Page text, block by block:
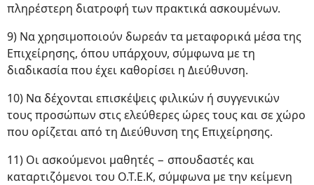
πληρέστερη διατροφή των πρακτικά ασκουμένων.
9) Να χρησιμοποιούν δωρεάν τα μεταφορικά μέσα της
Επιχείρησης, όπου υπάρχουν, σύμφωνα με τη
διαδικασία που έχει καθορίσει η Διεύθυνση.
10) Να δέχονται επισκέψεις φιλικών ή συγγενικών
τους προσώπων στις ελεύθερες ώρες τους και σε χώρο
που ορίζεται από τη Διεύθυνση της Επιχείρησης.
11) Οι ασκούμενοι μαθητές − σπουδαστές και
καταρτιζόμενοι του Ο.Τ.Ε.Κ, σύμφωνα με την κείμενη